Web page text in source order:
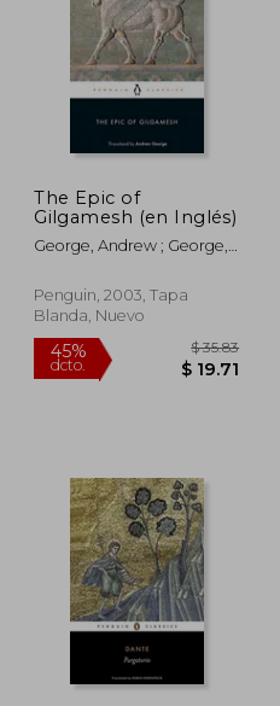
45%
dcto. $
The Epic of
Gilgamesh (en Inglés)
George, Andrew ; George,
Penguin, 2003, Tapa
Blanda, Nuevo